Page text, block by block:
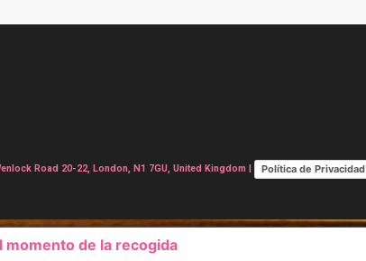
Road 20-22, London, N1 7GU, United Kingdom | Política de Privacidad
momento de la recogida